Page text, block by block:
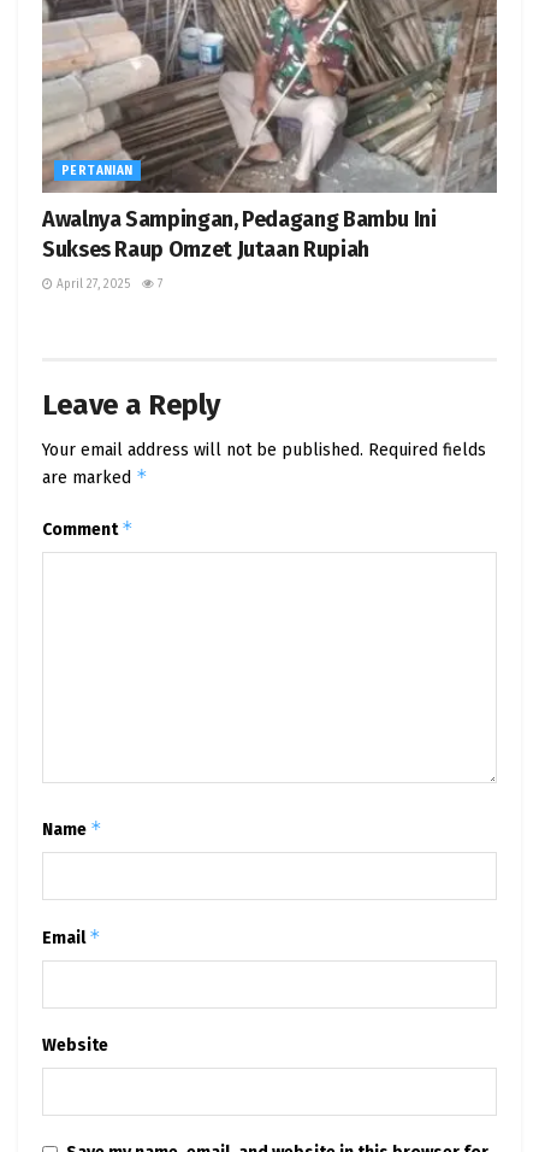
PERTANIAN
Awalnya Sampingan, Pedagang Bambu Ini
Sukses Raup Omzet Jutaan Rupiah
April 27, 2025 7
Leave a Reply
Your email address will not be published. Required fields
are marked *
Comment*
Name *
Email*
Website